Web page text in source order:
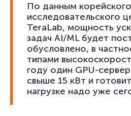
По данным корейского
исследовательского
TeraLab, мощность
задач AI/ML будет
обусловлено, в
типами
году один GPU-
свыше 15 кВт и
нагрузке надо уже